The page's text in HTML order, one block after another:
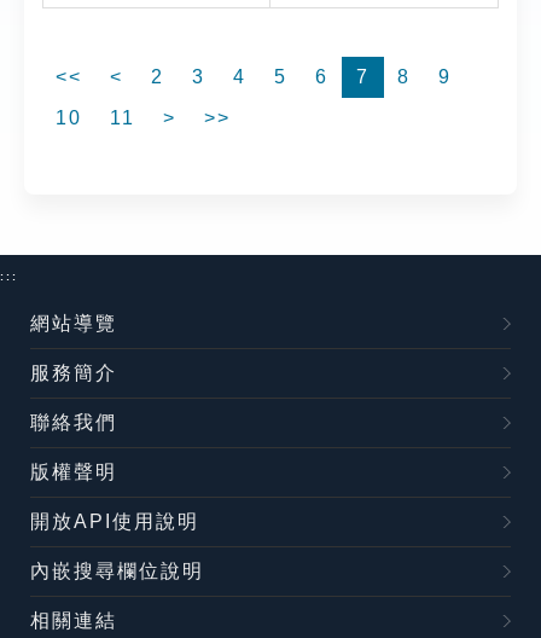
<< < 2 3 4 5 6 7 8
9
10
11 > >>
:::
網站導覽
服務簡介
聯絡我們
版權聲明
開放API使用說明
內嵌搜尋欄位說明
相關連結